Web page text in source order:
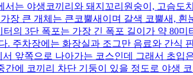
는 야생코끼리와 돼지꼬리원숭이, 고슴도
장 큰 개체는 큰코뿔새이며 갈색 코뿔새,
의 3단 폭포는 가장 긴 폭포 길이가 약 80
주차장에는 화장실과 조그만 음료와 간식
앞쪽으로 나아가는 코스인데 그래서 초입
에 코끼리 차단 기둥이 있을 정도로 야생